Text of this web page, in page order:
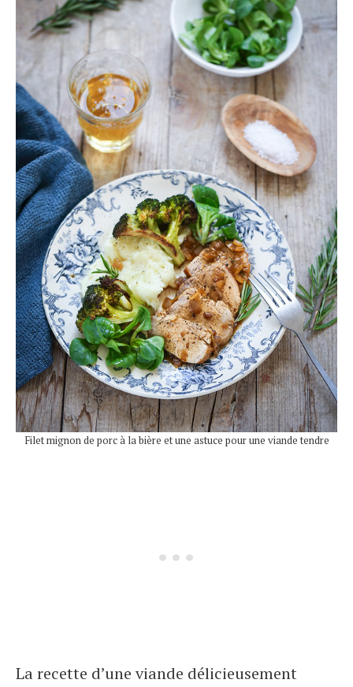
Filet mignon de porc à la bière et une astuce pour une viande tendre
La recette d’une viande délicieusement